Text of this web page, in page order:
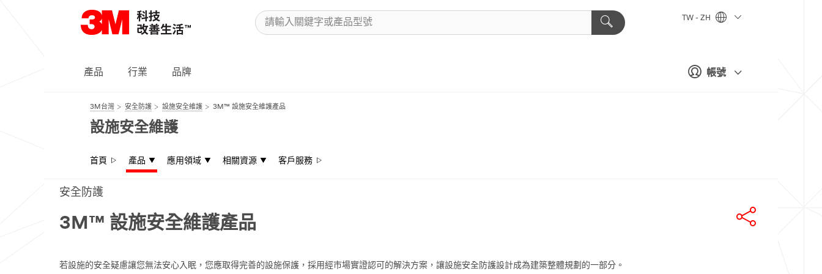
帳號
TW - ZH
產品 行業 品牌
3M台灣 安全防護 設施安全維護 3M™ 設施安全維護產品
設施安全維護
首頁 產品 應用領域 相關資源 客戶服務
安全防護
3M™ 設施安全維護產品
若設施的安全疑慮讓您無法安心入眠，您應取得完善的設施保護，採用經市場實證認可的解決方案，讓設施安全防護設計成為建築整體規劃的一部分。